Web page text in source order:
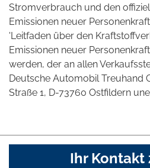
Stromverbrauch und den
Emissionen neuer
'Leitfaden über den
Emissionen neuer
werden, der an allen
Deutsche Automobil Treuhand
Straße 1, D-73760 Ostfildern
Ihr Kontakt